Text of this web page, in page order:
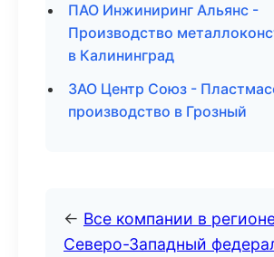
ПАО Инжиниринг Альянс -
Производство
в Калининград
ЗАО Центр Союз -
производство в Грозный
← Все компании в
Северо-Западный